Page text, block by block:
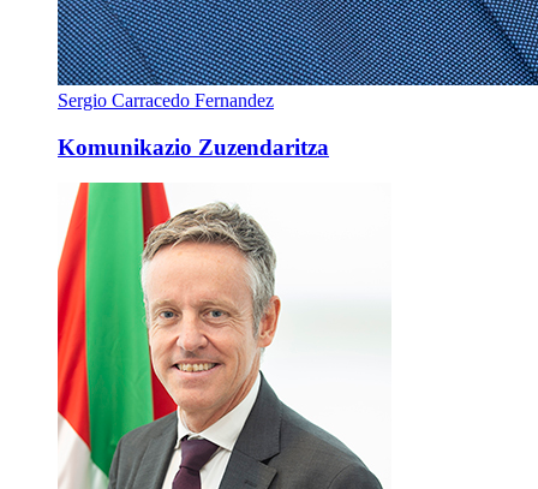
Sergio Carracedo Fernandez
Komunikazio Zuzendaritza